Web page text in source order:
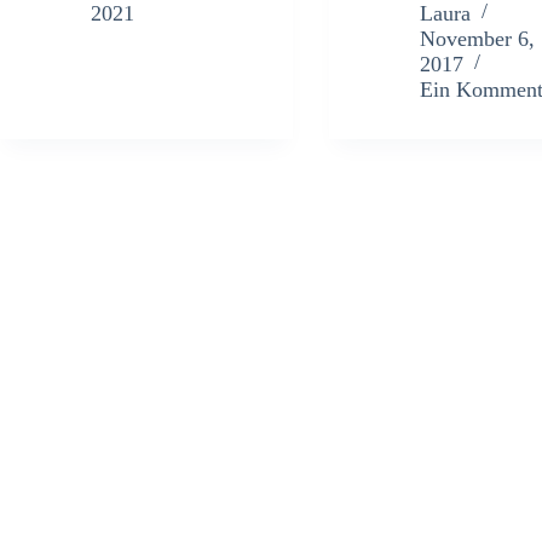
2021
Laura
November 6,
2017
Ein